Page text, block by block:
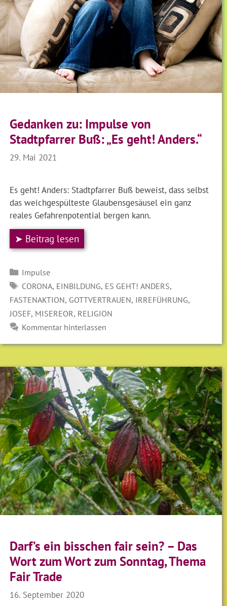
Gedanken zu: Impulse von
Stadtpfarrer Buß: „Es geht! Anders.“
29. Mai 2021
Es geht! Anders: Stadtpfarrer Buß beweist, dass selbst
das weichgespülteste Glaubensgesäusel ein ganz
reales Gefahrenpotential bergen kann.
➤ Beitrag lesen
Kategorien
Impulse
SCHLAGWÖRTER
CORONA, EINBILDUNG, ES GEHT! ANDERS,
FASTENAKTION, GOTTVERTRAUEN, IRREFÜHRUNG,
JOSEF, MISEREOR, RELIGION
Kommentar hinterlassen
Darf’s ein bisschen fair sein? – Das
Wort zum Wort zum Sonntag, Thema
Fair Trade
16. September 2020